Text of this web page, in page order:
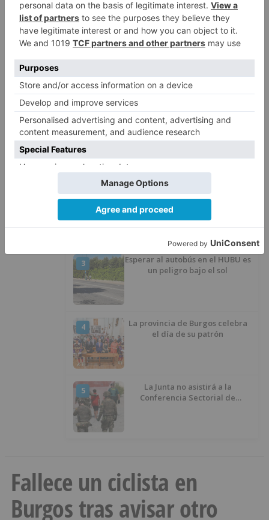
5
La Guardia Civil desmonta la
versión de un repartidor tras
desaparecer 3.256 euros
LO ÚLTIMO
1
Felix Gall ganador de la Vuelta a
Burgos 2026
2
San Pablo Burgos incorpora al
jugador Raúl Lobaco
3
Esperar al autobús en el HUBU es
un peligro bajo el sol
4
La provincia de Burgos celebra
el día de su patrón
5
La Junta no asistirá a la
Conferencia Sectorial de
Fallece un ciclista en
Burgos tras avisar otro